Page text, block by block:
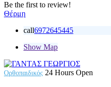
Be the first to review!
Θέρμη
call6972645445
Show Map
Ορθοπαιδικός 24 Hours Open